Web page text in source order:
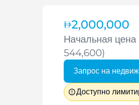
2,000,000
Начальная
544,600)
Запрос на
Доступно